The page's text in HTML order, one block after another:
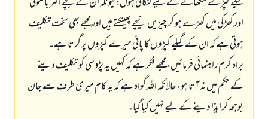
اور کھڑکی میں کھڑے ہو کر چیزیں نیچے پھینکتے ہیں اور مجھے بھی سخت تکلیف
ہوتی ہے کہ ان کے گیلے کپڑوں کا پانی میرے کپڑوں پر گرتا ہے۔
براہ کرم راہنمائی فرمائیں، مجھے فکر ہے کہ کہیں یہ پڑوسی کو تکلیف دینے
کے حکم میں نہ آتا ہو، حالانکہ اللہ گواہ ہے کہ یہ کام میری طرف سے جان
بوجھ کر ایذا دینے کے لیے نہیں کیا گیا۔